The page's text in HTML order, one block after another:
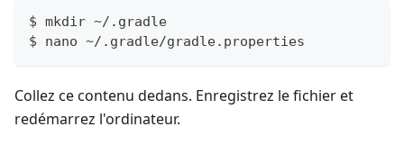
$ mkdir ~/.gradle
$ nano ~/.gradle/gradle.properties
Collez ce contenu dedans. Enregistrez le fichier et
redémarrez l'ordinateur.